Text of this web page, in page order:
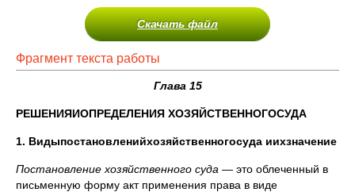
Скачать файл
Фрагмент текста работы
Глава 15
РЕШЕНИЯИОПРЕДЕЛЕНИЯ ХОЗЯЙСТВЕННОГОСУДА
1. Видыпостановленийхозяйственногосуда иихзначение
Постановление хозяйственного суда — это облеченный в
письменную форму акт применения права в виде